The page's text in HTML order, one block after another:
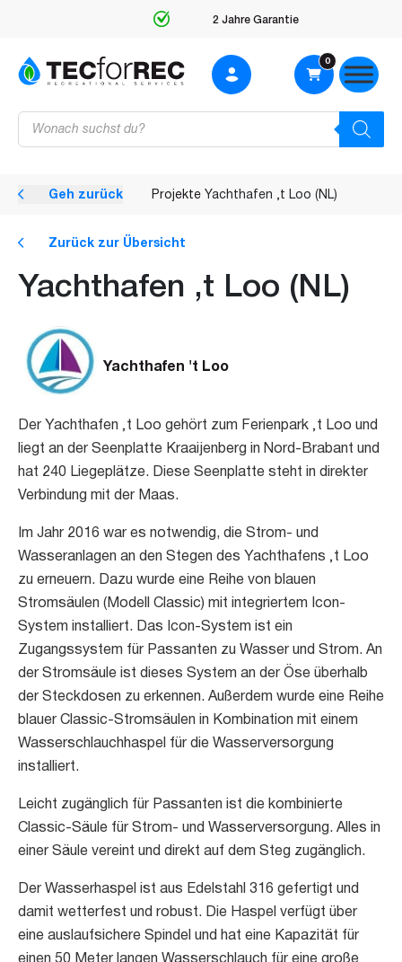
2 Jahre Garantie
Products
search
0
Geh zurück ProjekteYachthafen ‚t Loo (NL)
Zurück zur Übersicht
Yachthafen ‚t Loo (NL)
Yachthafen 't Loo
Der Yachthafen ‚t Loo gehört zum Ferienpark ‚t Loo und
liegt an der Seenplatte Kraaijenberg in Nord-Brabant und
hat 240 Liegeplätze. Diese Seenplatte steht in direkter
Verbindung mit der Maas.
Im Jahr 2016 war es notwendig, die Strom- und
Wasseranlagen an den Stegen des Yachthafens ‚t Loo
zu erneuern. Dazu wurde eine Reihe von blauen
Stromsäulen (Modell Classic) mit integriertem Icon-
System installiert. Das Icon-System ist ein
Zugangssystem für Passanten zu Wasser und Strom. An
der Stromsäule ist dieses System an der Öse überhalb
der Steckdosen zu erkennen. Außerdem wurde eine Reihe
blauer Classic-Stromsäulen in Kombination mit einem
Wasserschlauchhaspel für die Wasserversorgung
installiert.
Leicht zugänglich für Passanten ist die kombinierte
Classic-Säule für Strom- und Wasserversorgung. Alles in
einer Säule vereint und direkt auf dem Steg zugänglich.
Der Wasserhaspel ist aus Edelstahl 316 gefertigt und
damit wetterfest und robust. Die Haspel verfügt über
eine auslaufsichere Spindel und hat eine Kapazität für